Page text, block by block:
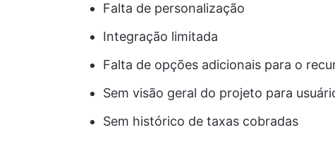
Falta de personalização
Integração limitada
Falta de opções adicionais para o
Sem visão geral do projeto para
Sem histórico de taxas cobradas